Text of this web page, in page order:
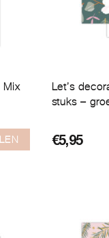
Mix
Let’s
stuks –
€5,95